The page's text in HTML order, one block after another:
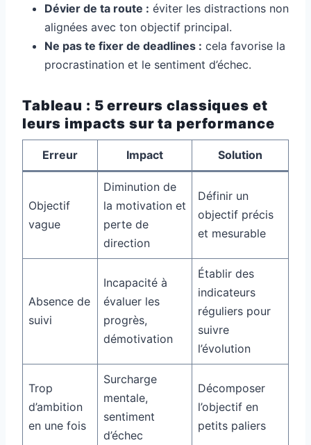
Dévier de ta route : éviter les distractions non
alignées avec ton objectif principal.
Ne pas te fixer de deadlines : cela favorise la
procrastination et le sentiment d’échec.
Tableau : 5 erreurs classiques et
leurs impacts sur ta performance
Erreur Impact Solution
Objectif
vague
Diminution de
la motivation et
perte de
direction
Définir un
objectif précis
et mesurable
Absence de
suivi
Incapacité à
évaluer les
progrès,
démotivation
Établir des
indicateurs
réguliers pour
suivre
l’évolution
Trop
d’ambition
en une fois
Surcharge
mentale,
sentiment
d’échec
Décomposer
l’objectif en
petits paliers